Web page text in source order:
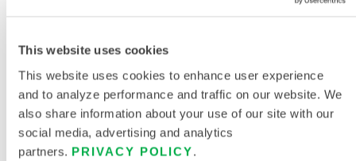
This website uses cookies
This website uses cookies to enhance user experience
and to analyze performance and traffic on our website. We
also share information about your use of our site with our
social media, advertising and analytics
partners. PRIVACY POLICY.
相关文件